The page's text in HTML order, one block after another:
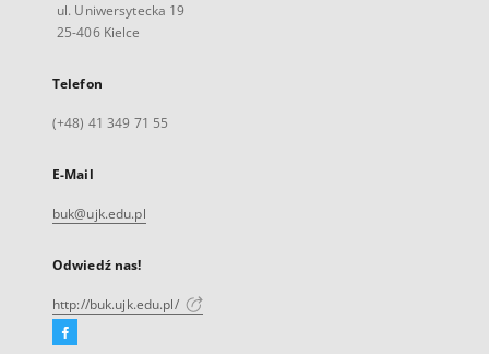
ul. Uniwersytecka 19
25-406 Kielce
Telefon
(+48) 41 349 71 55
E-Mail
buk@ujk.edu.pl
Odwiedź nas!
http://buk.ujk.edu.pl/
Facebook